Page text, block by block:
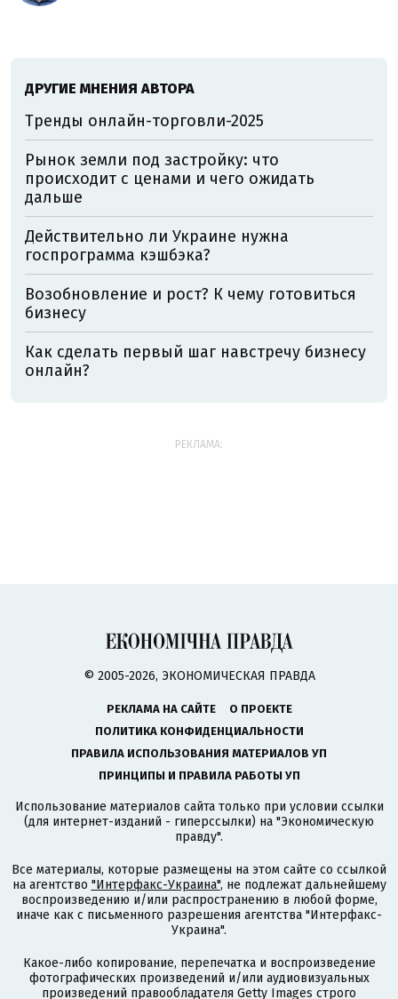
ДРУГИЕ МНЕНИЯ АВТОРА
Тренды онлайн-торговли-2025
Рынок земли под застройку: что
происходит с ценами и чего ожидать
дальше
Действительно ли Украине нужна
госпрограмма кэшбэка?
Возобновление и рост? К чему готовиться
бизнесу
Как сделать первый шаг навстречу бизнесу
онлайн?
РЕКЛАМА:
© 2005-2026, ЭКОНОМИЧЕСКАЯ ПРАВДА
РЕКЛАМА НА САЙТЕ
О ПРОЕКТЕ
ПОЛИТИКА КОНФИДЕНЦИАЛЬНОСТИ
ПРАВИЛА ИСПОЛЬЗОВАНИЯ МАТЕРИАЛОВ УП
ПРИНЦИПЫ И ПРАВИЛА РАБОТЫ УП
Использование материалов сайта только при условии ссылки
(для интернет-изданий - гиперссылки) на "Экономическую
правду".
Все материалы, которые размещены на этом сайте со ссылкой
на агентство "Интерфакс-Украина", не подлежат дальнейшему
воспроизведению и/или распространению в любой форме,
иначе как с письменного разрешения агентства "Интерфакс-
Украина".
Какое-либо копирование, перепечатка и воспроизведение
фотографических произведений и/или аудиовизуальных
произведений правообладателя Getty Images строго